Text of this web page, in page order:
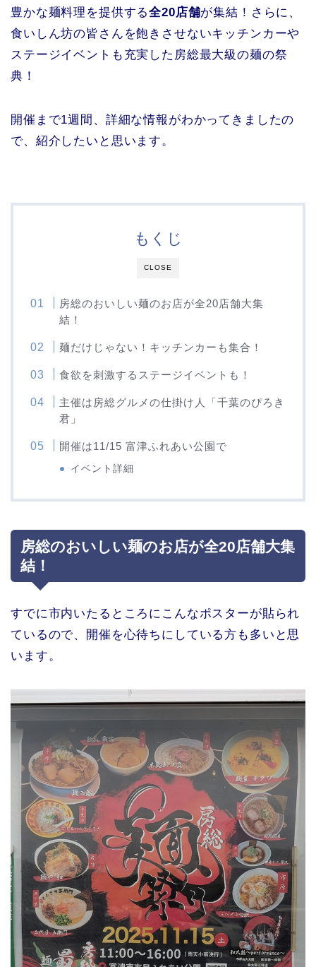
豊かな麺料理を提供する全20店舗が集結！さらに、
食いしん坊の皆さんを飽きさせないキッチンカーや
ステージイベントも充実した房総最大級の麺の祭
典！
開催まで1週間、詳細な情報がわかってきましたの
で、紹介したいと思います。
CLOSE
もくじ
房総のおいしい麺のお店が全20店舗大集
結！
麺だけじゃない！キッチンカーも集合！
食欲を刺激するステージイベントも！
主催は房総グルメの仕掛け人「千葉のぴろき
君」
開催は11/15 富津ふれあい公園で
イベント詳細
房総のおいしい麺のお店が全20店舗大集
結！
すでに市内いたるところにこんなポスターが貼られ
ているので、開催を心待ちにしている方も多いと思
います。